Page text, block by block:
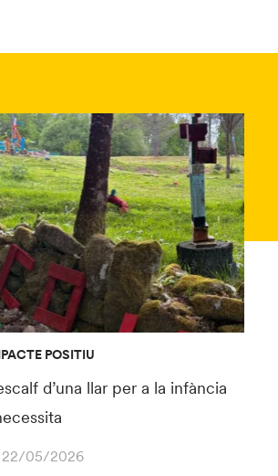
POSITIU
d’una llar per a la infància
22/05/2026